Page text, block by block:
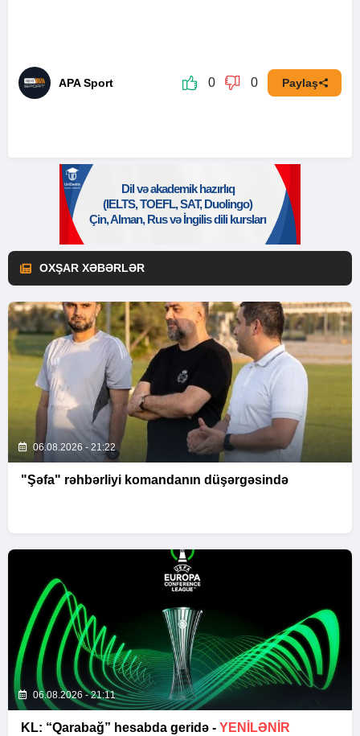
APA Sport 0 0 Paylaş
OXŞAR XƏBƏRLƏR
06.08.2026 - 21:22
"Şəfa" rəhbərliyi komandanın düşərgəsində
06.08.2026 - 21:11
KL: “Qarabağ” hesabda geridə - YENİLƏNİR